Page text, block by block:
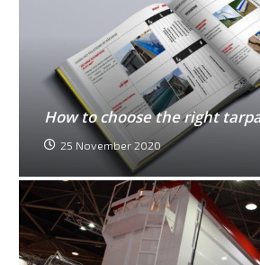
How to choose the right
25 November 2020